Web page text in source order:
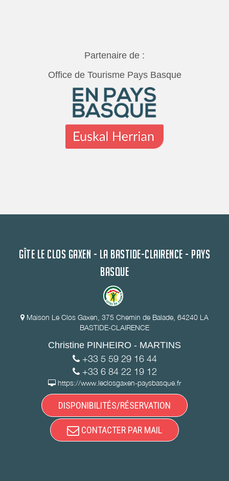
Partenaire de :
Office de Tourisme Pays Basque
GÎTE LE CLOS GAXEN - LA BASTIDE-CLAIRENCE - PAYS
BASQUE
Maison Le Clos Gaxen, 375 Chemin de Balade, 64240 LA
BASTIDE-CLAIRENCE
Christine PINHEIRO - MARTINS
+33 5 59 29 16 44
+33 6 84 22 19 12
https://www.leclosgaxen-paysbasque.fr
DISPONIBILITÉS/RÉSERVATION
CONTACTER PAR MAIL